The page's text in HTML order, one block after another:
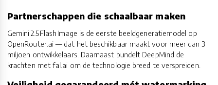
Partnerschappen die schaalbaar maken
Gemini 2.5 Flash Image is de eerste beeldgeneratiemodel op
OpenRouter.ai — dat het beschikbaar maakt voor meer dan 3
miljoen ontwikkelaars. Daarnaast bundelt DeepMind de
krachten met fal.ai om de technologie breed te verspreiden.